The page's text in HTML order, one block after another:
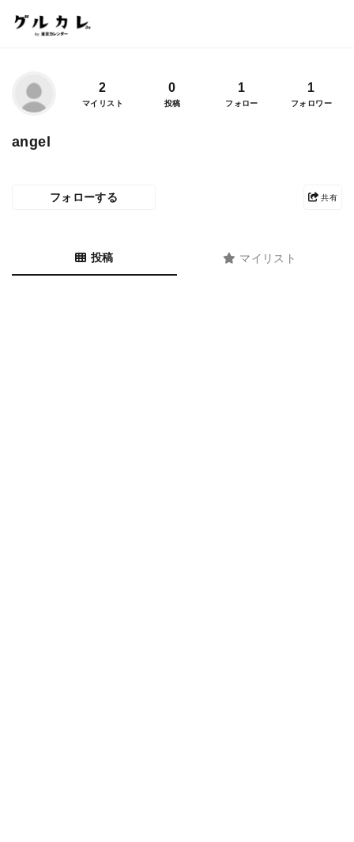
2
マイリスト
0
投稿
1
フォロー
1
フォロワー
angel
フォローする 共有
投稿 マイリスト